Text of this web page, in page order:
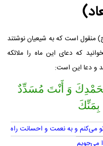
منقول است كه به شيعيان نوشتند
كه دعاى اين ماه را ملائكه
و دعا اين است:
بِحَمْدِكَ وَ أَنْتَ مُسَدِّدٌ
مى‌كنم و به نعمت و احسانت راه